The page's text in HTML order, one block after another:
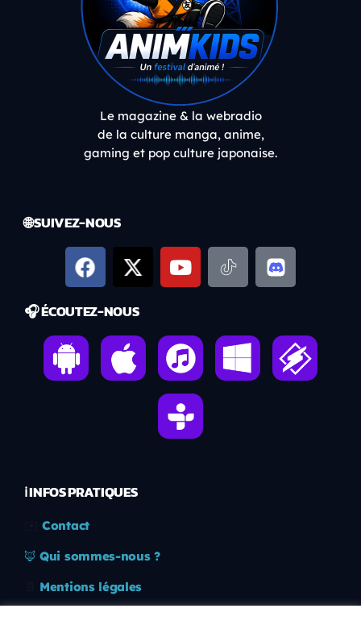
Le magazine & la webradio
de la culture manga, anime,
gaming et pop culture japonaise.
🌐 SUIVEZ-NOUS
🎧 ÉCOUTEZ-NOUS
ℹ️ INFOS PRATIQUES
Contact
🦊 Qui sommes-nous ?
Mentions légales